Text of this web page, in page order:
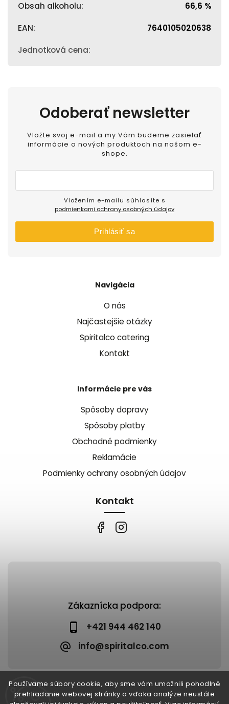
Používame súbory cookie, aby sme vám umožnili pohodlné
prehliadanie webovej stránky a vďaka analýze neustále
Obsah alkoholu: 66,6 %
EAN: 7640105020638
Jednotková cena:
Zákaznícka podpora:
+421 944 462 140
info@spiritalco.com
Navigácia
O nás
Najčastejšie otázky
Spiritalco catering
Kontakt
Informácie pre vás
Spôsoby dopravy
Spôsoby platby
Obchodné podmienky
Reklamácie
Podmienky ochrany osobných údajov
Kontakt
Odoberať newsletter
Vložte svoj e-mail a my Vám budeme zasielať
informácie o nových produktoch na našom e-
shope.
podmienkami ochrany osobných údajov
Prihlásiť sa